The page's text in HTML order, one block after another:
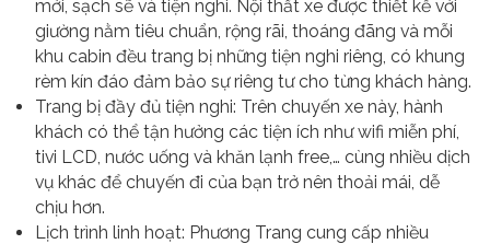
mới, sạch sẽ và tiện nghi. Nội thất xe được thiết kế với
giường nằm tiêu chuẩn, rộng rãi, thoáng đãng và mỗi
khu cabin đều trang bị những tiện nghi riêng, có khung
rèm kín đáo đảm bảo sự riêng tư cho từng khách hàng.
Trang bị đầy đủ tiện nghi: Trên chuyến xe này, hành
khách có thể tận hưởng các tiện ích như wifi miễn phí,
tivi LCD, nước uống và khăn lạnh free,… cùng nhiều dịch
vụ khác để chuyến đi của bạn trở nên thoải mái, dễ
chịu hơn.
Lịch trình linh hoạt: Phương Trang cung cấp nhiều